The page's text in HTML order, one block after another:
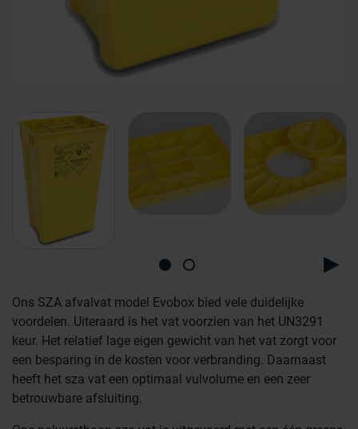
Ons SZA afvalvat model Evobox bied vele duidelijke
voordelen. Uiteraard is het vat voorzien van het UN3291
keur. Het relatief lage eigen gewicht van het vat zorgt voor
een besparing in de kosten voor verbranding. Daarnaast
heeft het sza vat een optimaal vulvolume en een zeer
betrouwbare afsluiting.
Farmaceutische industrie